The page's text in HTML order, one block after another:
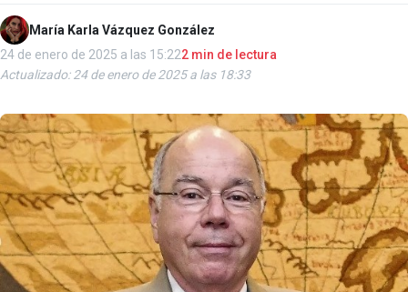
María Karla Vázquez González
24 de enero de 2025 a las 15:222 min de lectura
Actualizado: 24 de enero de 2025 a las 18:33